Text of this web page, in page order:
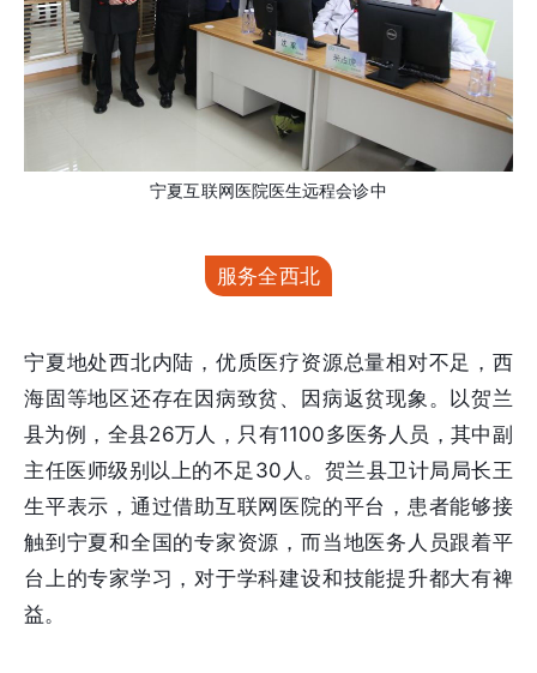
宁夏互联网医院医生远程会诊中
服务全西北
宁夏地处西北内陆，优质医疗资源总量相对不足，西
海固等地区还存在因病致贫、因病返贫现象。以贺兰
县为例，全县26万人，只有1100多医务人员，其中副
主任医师级别以上的不足30人。贺兰县卫计局局长王
生平表示，通过借助互联网医院的平台，患者能够接
触到宁夏和全国的专家资源，而当地医务人员跟着平
台上的专家学习，对于学科建设和技能提升都大有裨
益。